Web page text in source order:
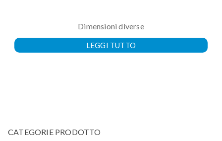
Dimensioni diverse
LEGGI TUTTO
CATEGORIE PRODOTTO